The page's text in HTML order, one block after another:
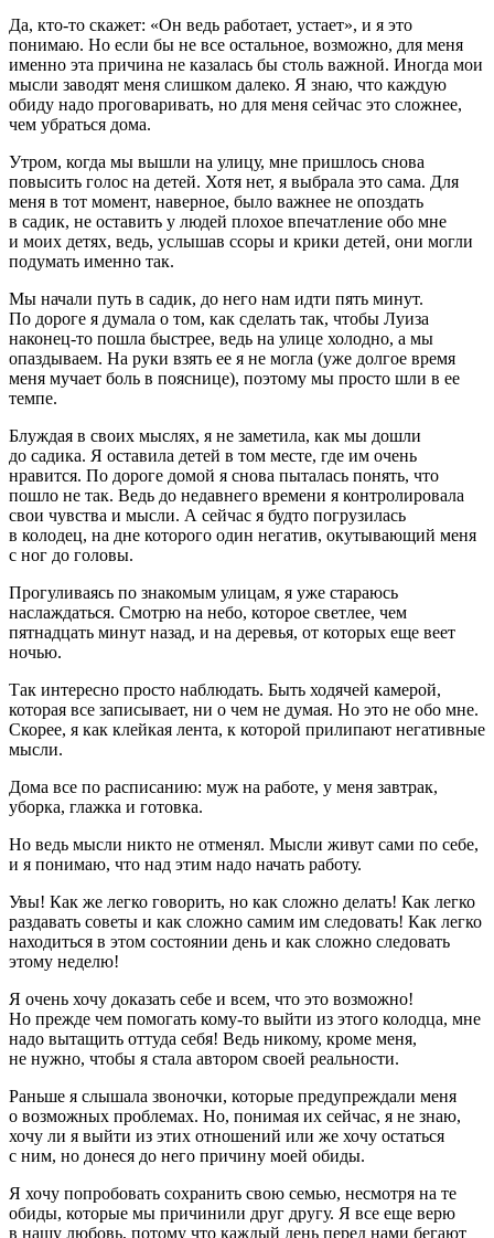
Да, кто-то скажет: «Он ведь работает, устает», и я это
понимаю. Но если бы не все остальное, возможно, для меня
именно эта причина не казалась бы столь важной. Иногда мои
мысли заводят меня слишком далеко. Я знаю, что каждую
обиду надо проговаривать, но для меня сейчас это сложнее,
чем убраться дома.
Утром, когда мы вышли на улицу, мне пришлось снова
повысить голос на детей. Хотя нет, я выбрала это сама. Для
меня в тот момент, наверное, было важнее не опоздать
в садик, не оставить у людей плохое впечатление обо мне
и моих детях, ведь, услышав ссоры и крики детей, они могли
подумать именно так.
Мы начали путь в садик, до него нам идти пять минут.
По дороге я думала о том, как сделать так, чтобы Луиза
наконец-то пошла быстрее, ведь на улице холодно, а мы
опаздываем. На руки взять ее я не могла (уже долгое время
меня мучает боль в пояснице), поэтому мы просто шли в ее
темпе.
Блуждая в своих мыслях, я не заметила, как мы дошли
до садика. Я оставила детей в том месте, где им очень
нравится. По дороге домой я снова пыталась понять, что
пошло не так. Ведь до недавнего времени я контролировала
свои чувства и мысли. А сейчас я будто погрузилась
в колодец, на дне которого один негатив, окутывающий меня
с ног до головы.
Прогуливаясь по знакомым улицам, я уже стараюсь
наслаждаться. Смотрю на небо, которое светлее, чем
пятнадцать минут назад, и на деревья, от которых еще веет
ночью.
Так интересно просто наблюдать. Быть ходячей камерой,
которая все записывает, ни о чем не думая. Но это не обо мне.
Скорее, я как клейкая лента, к которой прилипают негативные
мысли.
Дома все по расписанию: муж на работе, у меня завтрак,
уборка, глажка и готовка.
Но ведь мысли никто не отменял. Мысли живут сами по себе,
и я понимаю, что над этим надо начать работу.
Увы! Как же легко говорить, но как сложно делать! Как легко
раздавать советы и как сложно самим им следовать! Как легко
находиться в этом состоянии день и как сложно следовать
этому неделю!
Я очень хочу доказать себе и всем, что это возможно!
Но прежде чем помогать кому-то выйти из этого колодца, мне
надо вытащить оттуда себя! Ведь никому, кроме меня,
не нужно, чтобы я стала автором своей реальности.
Раньше я слышала звоночки, которые предупреждали меня
о возможных проблемах. Но, понимая их сейчас, я не знаю,
хочу ли я выйти из этих отношений или же хочу остаться
с ним, но донеся до него причину моей обиды.
Я хочу попробовать сохранить свою семью, несмотря на те
обиды, которые мы причинили друг другу. Я все еще верю
в нашу любовь, потому что каждый день перед нами бегают